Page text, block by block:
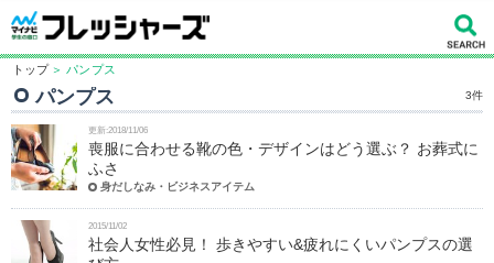
トップ ＞ パンプス
パンプス 3件
更新:2018/11/06
喪服に合わせる靴の色・デザインはどう選ぶ？ お葬式に
ふさ
身だしなみ・ビジネスアイテム
2015/11/02
社会人女性必見！ 歩きやすい&疲れにくいパンプスの選